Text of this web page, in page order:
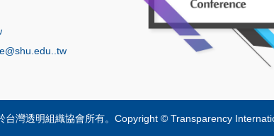
台灣透明組織協會所有。Copyright © Transparency